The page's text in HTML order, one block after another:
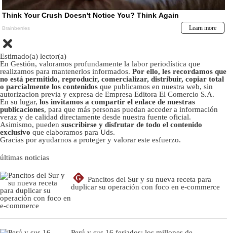
Estimado(a) lector(a)
En Gestión, valoramos profundamente la labor periodística que
realizamos para mantenerlos informados. Por ello, les recordamos que
no está permitido, reproducir, comercializar, distribuir, copiar total
o parcialmente los contenidos que publicamos en nuestra web, sin
autorizacion previa y expresa de Empresa Editora El Comercio S.A.
En su lugar, los invitamos a compartir el enlace de nuestras
publicaciones, para que más personas puedan acceder a información
veraz y de calidad directamente desde nuestra fuente oficial.
Asimismo, pueden suscribirse y disfrutar de todo el contenido
exclusivo que elaboramos para Uds.
Gracias por ayudarnos a proteger y valorar este esfuerzo.
últimas noticias
G
Pancitos del Sur y su nueva receta para
duplicar su operación con foco en e-commerce